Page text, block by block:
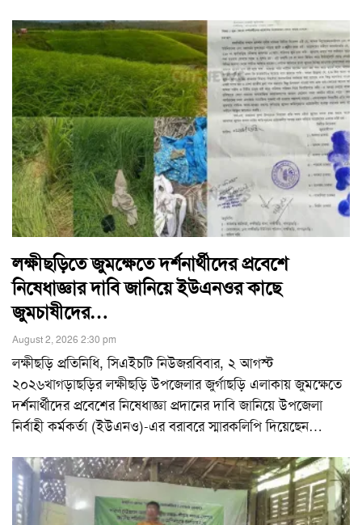
লক্ষীছড়িতে জুমক্ষেতে দর্শনার্থীদের প্রবেশে
নিষেধাজ্ঞার দাবি জানিয়ে ইউএনওর কাছে
জুমচাষীদের…
August 2, 2026 2:30 pm
লক্ষীছড়ি প্রতিনিধি, সিএইচটি নিউজরবিবার, ২ আগস্ট
২০২৬খাগড়াছড়ির লক্ষীছড়ি উপজেলার জুর্গাছড়ি এলাকায় জুমক্ষেতে
দর্শনার্থীদের প্রবেশের নিষেধাজ্ঞা প্রদানের দাবি জানিয়ে উপজেলা
নির্বাহী কর্মকর্তা (ইউএনও)-এর বরাবরে স্মারকলিপি দিয়েছেন…